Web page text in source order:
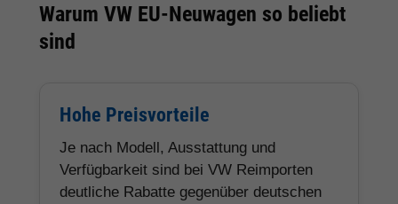
Warum VW EU-Neuwagen so beliebt
sind
Hohe Preisvorteile
Je nach Modell, Ausstattung und
Verfügbarkeit sind bei VW Reimporten
deutliche Rabatte gegenüber deutschen